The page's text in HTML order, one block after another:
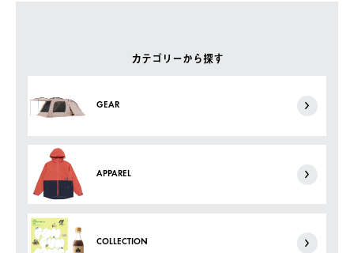
カテゴリーから探す
GEAR
APPAREL
COLLECTION